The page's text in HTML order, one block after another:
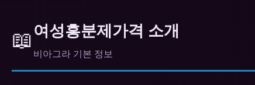
📖여성흥분제가격 소개
비아그라 기본 정보